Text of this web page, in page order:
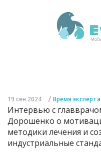
19 сен 2024 / Время эксперта
Интервью с
Дорошенко о
методики лечения и
индустриальные